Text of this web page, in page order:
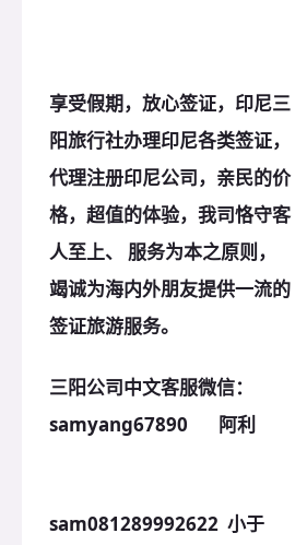
享受假期，放心签证，印尼三
阳旅行社办理印尼各类签证，
代理注册印尼公司，亲民的价
格，超值的体验，我司恪守客
人至上、 服务为本之原则，
竭诚为海内外朋友提供一流的
签证旅游服务。
三阳公司中文客服微信：
samyang67890 阿利
sam081289992622 小于